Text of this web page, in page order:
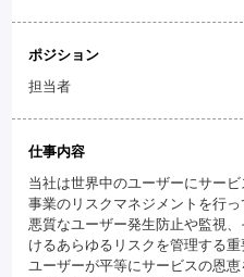
ポジション
担当者
仕事内容
当社は世界中のユーザーにサー
事業のリスクマネジメントを行っ
悪質なユーザー発生防止や監視
けるあらゆるリスクを管理する重
ユーザーが平等にサービスの恩